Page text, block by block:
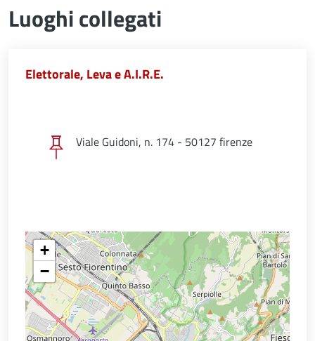
Luoghi collegati
Elettorale, Leva e A.I.R.E.
Viale Guidoni, n. 174 - 50127 firenze
+
−